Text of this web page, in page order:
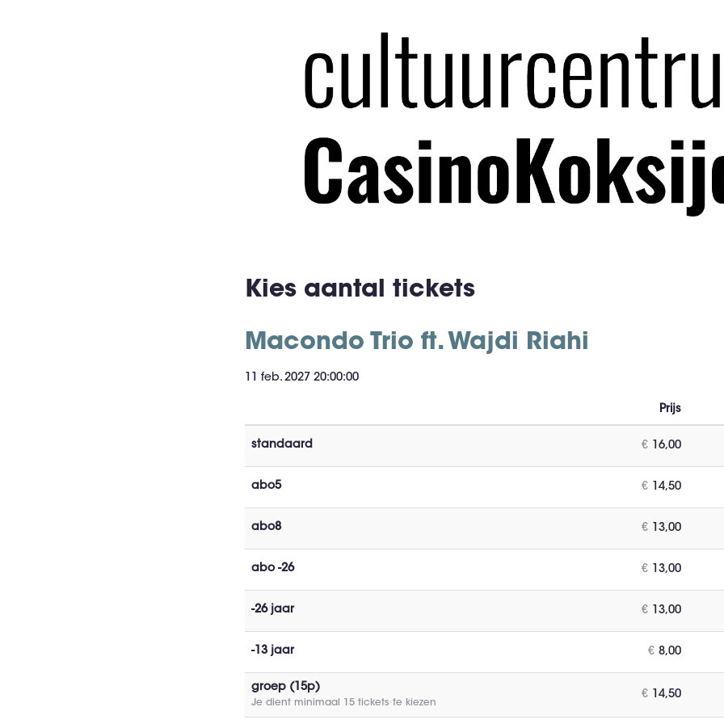
Kies aantal tickets
Macondo Trio ft. Wajdi Riahi
11 feb. 2027 20:00:00
Prijs
standaard
€ 16,00
abo5 € 14,50
abo8 € 13,00
abo -26 € 13,00
-26 jaar € 13,00
-13 jaar € 8,00
groep (15p)
Je dient minimaal 15 tickets te kiezen
€ 14,50